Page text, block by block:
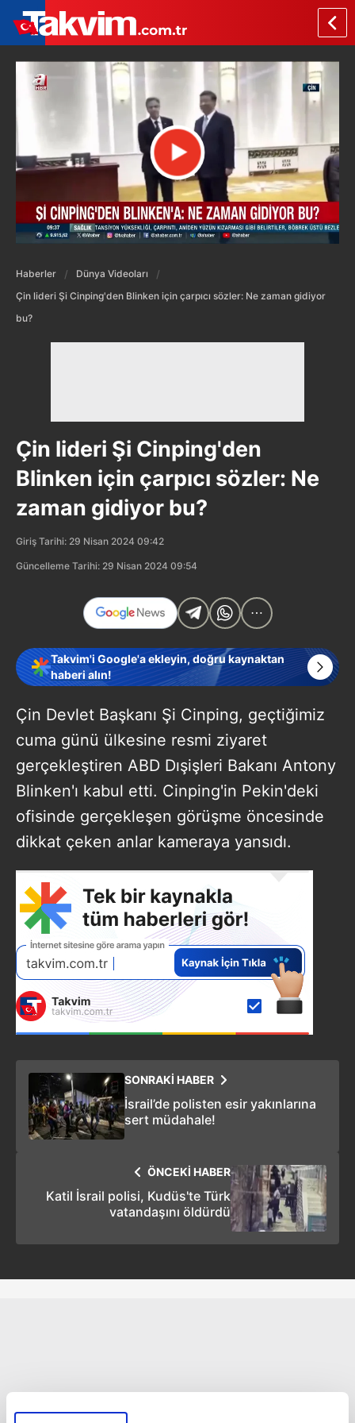
Haberler
Dünya Videoları
Çin lideri Şi Cinping'den Blinken için çarpıcı sözler: Ne zaman gidiyor
bu?
Çin lideri Şi Cinping'den
Blinken için çarpıcı sözler: Ne
zaman gidiyor bu?
Giriş Tarihi: 29 Nisan 2024 09:42
Güncelleme Tarihi: 29 Nisan 2024 09:54
Takvim'i Google'a ekleyin, doğru kaynaktan
haberi alın!
Çin Devlet Başkanı Şi Cinping, geçtiğimiz
cuma günü ülkesine resmi ziyaret
gerçekleştiren ABD Dışişleri Bakanı Antony
Blinken'ı kabul etti. Cinping'in Pekin'deki
ofisinde gerçekleşen görüşme öncesinde
dikkat çeken anlar kameraya yansıdı.
SONRAKİ HABER
İsrail’de polisten esir yakınlarına
sert müdahale!
ÖNCEKİ HABER
Katil İsrail polisi, Kudüs'te Türk
vatandaşını öldürdü